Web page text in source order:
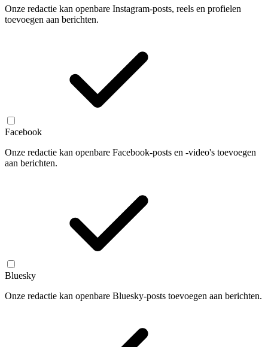
Onze redactie kan openbare Instagram-posts, reels en profielen
toevoegen aan berichten.
Facebook
Onze redactie kan openbare Facebook-posts en -video's toevoegen
aan berichten.
Bluesky
Onze redactie kan openbare Bluesky-posts toevoegen aan berichten.